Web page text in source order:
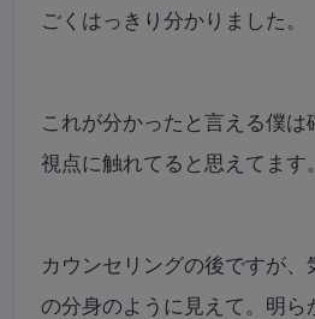
ごくはっきり分かりました。
これが分かったと言える僕
視点に触れてると思えてます。
カウンセリングの後ですが
の分身のように見えて。明ら